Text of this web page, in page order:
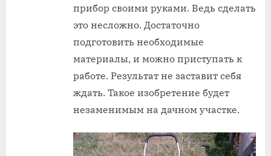
прибор своими руками. Ведь сделать
это несложно. Достаточно
подготовить необходимые
материалы, и можно приступать к
работе. Результат не заставит себя
ждать. Такое изобретение будет
незаменимым на дачном участке.